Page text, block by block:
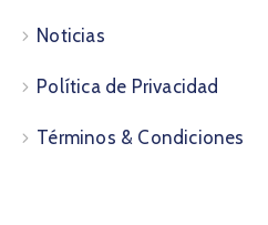
Noticias
Política de Privacidad
Términos & Condiciones